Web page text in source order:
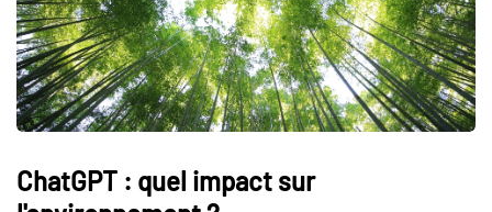
ChatGPT : quel impact sur